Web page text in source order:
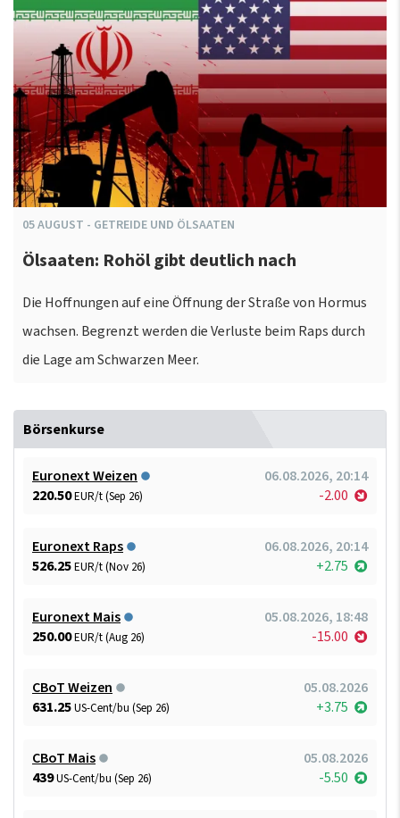
05AUGUST - GETREIDE UND ÖLSAATEN
Ölsaaten: Rohöl gibt deutlich nach
Die Hoffnungen auf eine Öffnung der Straße von Hormus
wachsen. Begrenzt werden die Verluste beim Raps durch
die Lage am Schwarzen Meer.
Börsenkurse
Euronext Weizen
06.08.2026, 20:14
220.50EUR/t (Sep 26) -2.00
Euronext Raps
06.08.2026, 20:14
526.25EUR/t (Nov 26) +2.75
Euronext Mais
05.08.2026, 18:48
250.00EUR/t (Aug 26) -15.00
CBoT Weizen
05.08.2026
631.25US-Cent/bu (Sep 26) +3.75
CBoT Mais
05.08.2026
439US-Cent/bu (Sep 26) -5.50